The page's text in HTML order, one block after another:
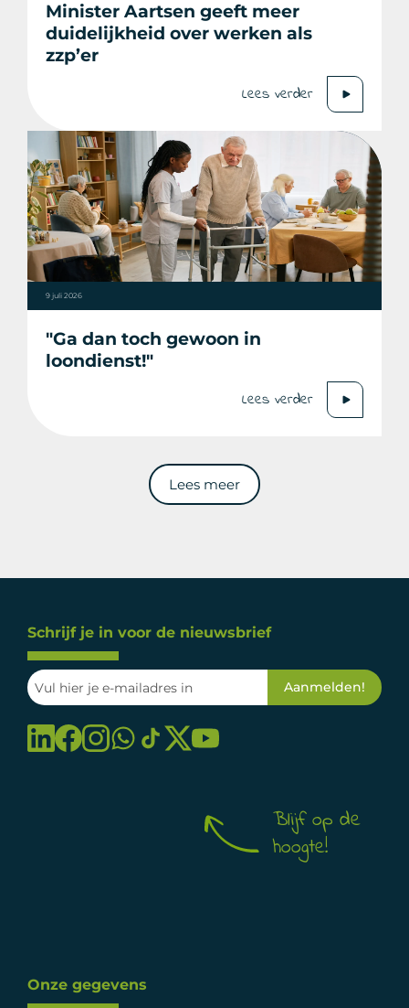
Minister Aartsen geeft meer
duidelijkheid over werken als
zzp’er
Lees verder
9 juli 2026
"Ga dan toch gewoon in
loondienst!"
Lees verder
Lees meer
Onze gegevens
Schrijf je in voor de nieuwsbrief
Blijf op de
hoogte!